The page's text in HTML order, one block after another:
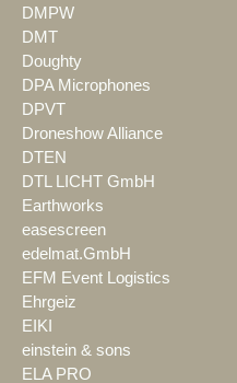
DMPW
DMT
Doughty
DPA Microphones
DPVT
Droneshow Alliance
DTEN
DTL LICHT GmbH
Earthworks
easescreen
edelmat.GmbH
EFM Event Logistics
Ehrgeiz
EIKI
einstein & sons
ELA PRO